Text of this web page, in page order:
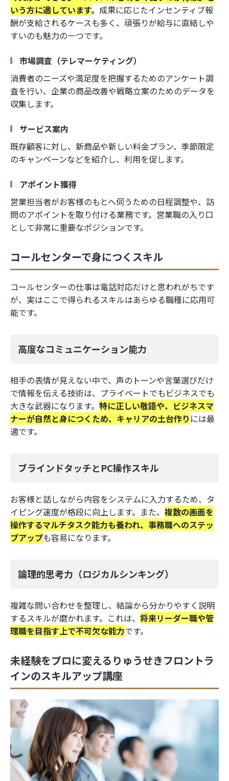
いう方に適しています。 成果に応じたインセンティブ報
酬が支給されるケースも多く、頑張りが給与に直結しや
すいのも魅力の一つです。
市場調査（テレマーケティング）
消費者のニーズや満足度を把握するためのアンケート調
査を行い、企業の商品改善や戦略立案のためのデータを
収集します。
サービス案内
既存顧客に対し、新商品や新しい料金プラン、季節限定
のキャンペーンなどを紹介し、利用を促します。
アポイント獲得
営業担当者がお客様のもとへ伺うための日程調整や、訪
問のアポイントを取り付ける業務です。営業職の入り口
として非常に重要なポジションです。
コールセンターで身につくスキル
コールセンターの仕事は電話対応だけと思われがちです
が、実はここで得られるスキルはあらゆる職種に応用可
能です。
高度なコミュニケーション能力
相手の表情が見えない中で、声のトーンや言葉選びだけ
で情報を伝える技術は、プライベートでもビジネスでも
大きな武器になります。 特に正しい敬語や、ビジネスマ
ナーが自然と身につくため、キャリアの土台作り には最
適です。
ブラインドタッチとPC操作スキル
お客様と話しながら内容をシステムに入力するため、タ
イピング速度が格段に向上します。また、 複数の画面を
操作するマルチタスク能力も養われ、事務職へのステッ
プアップも容易になります。
論理的思考力（ロジカルシンキング）
複雑な問い合わせを整理し、結論から分かりやすく説明
するスキルが磨かれます。これは、 将来リーダー職や管
理職を目指す上で不可欠な能力です。
未経験をプロに変えるりゅうせきフロントラ
インのスキルアップ講座